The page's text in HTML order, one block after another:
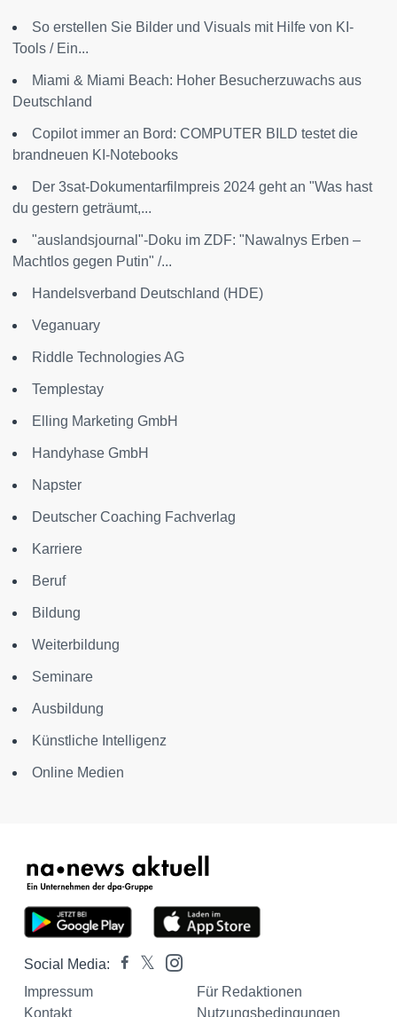
So erstellen Sie Bilder und Visuals mit Hilfe von KI-
Tools / Ein...
Miami & Miami Beach: Hoher Besucherzuwachs aus
Deutschland
Copilot immer an Bord: COMPUTER BILD testet die
brandneuen KI-Notebooks
Der 3sat-Dokumentarfilmpreis 2024 geht an "Was hast
du gestern geträumt,...
"auslandsjournal"-Doku im ZDF: "Nawalnys Erben –
Machtlos gegen Putin" /...
Handelsverband Deutschland (HDE)
Veganuary
Riddle Technologies AG
Templestay
Elling Marketing GmbH
Handyhase GmbH
Napster
Deutscher Coaching Fachverlag
Karriere
Beruf
Bildung
Weiterbildung
Seminare
Ausbildung
Künstliche Intelligenz
Online Medien
Social Media:
Impressum
Für Redaktionen
Kontakt
Nutzungsbedingungen